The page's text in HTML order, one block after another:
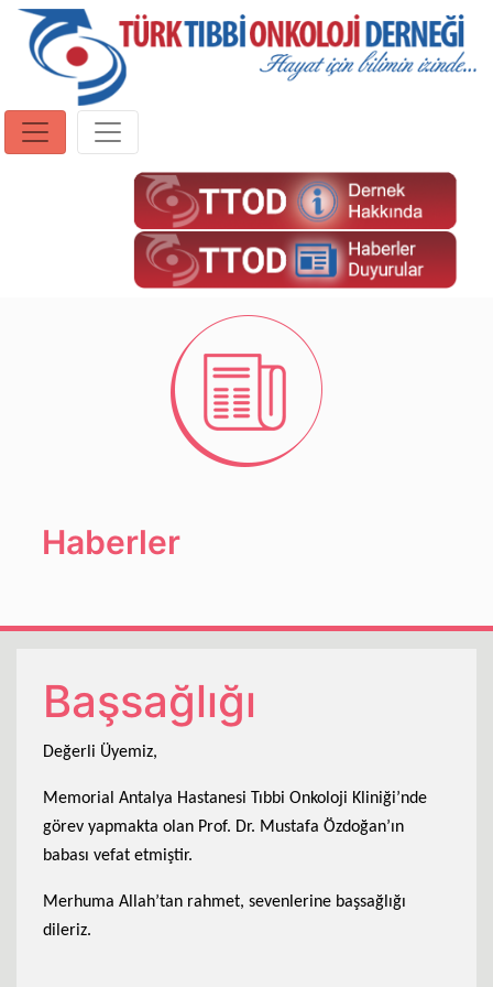
Haberler
Başsağlığı
Değerli Üyemiz,
Memorial Antalya Hastanesi Tıbbi Onkoloji Kliniği’nde
görev yapmakta olan Prof. Dr. Mustafa Özdoğan’ın
babası vefat etmiştir.
Merhuma Allah’tan rahmet, sevenlerine başsağlığı
dileriz.